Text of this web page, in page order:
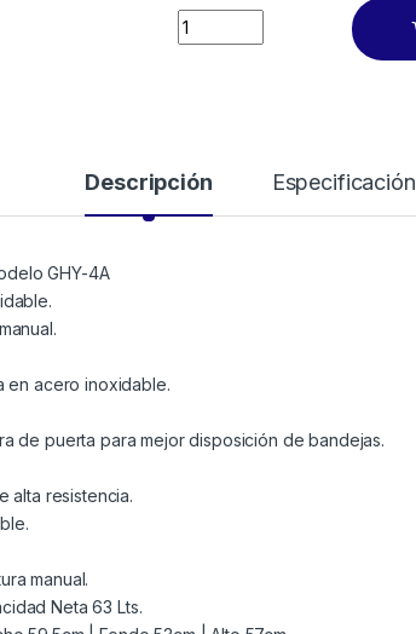
Descripción Especificación
GHY-4A
en acero inoxidable.
de puerta para mejor disposición de bandejas.
alta resistencia.
manual.
Neta 63 Lts.